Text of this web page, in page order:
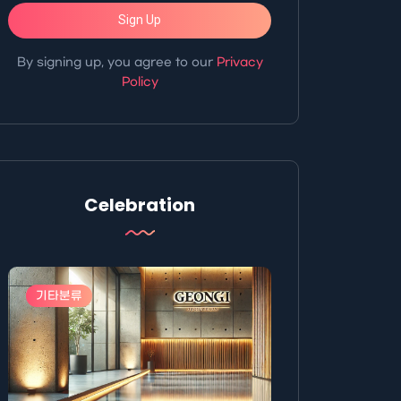
Sign Up
By signing up, you agree to our Privacy
Policy
Celebration
기타분류